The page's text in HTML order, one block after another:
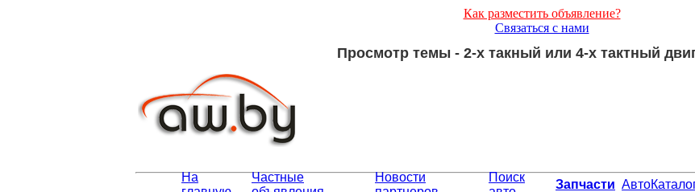
Как разместить объявление?
Связаться с нами
Просмотр темы - 2-x такный или 4-х тактный
На
Частные
Новости
Поиск
Запчасти